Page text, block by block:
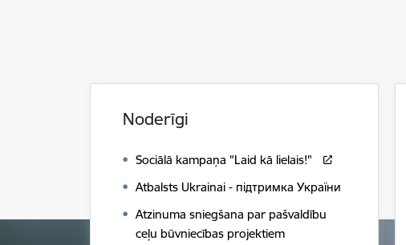
Noderīgi
Sociālā kampaņa "Laid kā lielais!"
Atbalsts Ukrainai - підтримка України
Atzinuma sniegšana par pašvaldību
ceļu būvniecības projektiem